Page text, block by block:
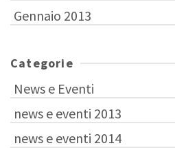
Gennaio 2013
Categorie
News e Eventi
news e eventi 2013
news e eventi 2014